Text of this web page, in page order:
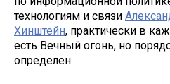
технологиям и связи
Хинштейн, практически в
есть Вечный огонь, но
определен.